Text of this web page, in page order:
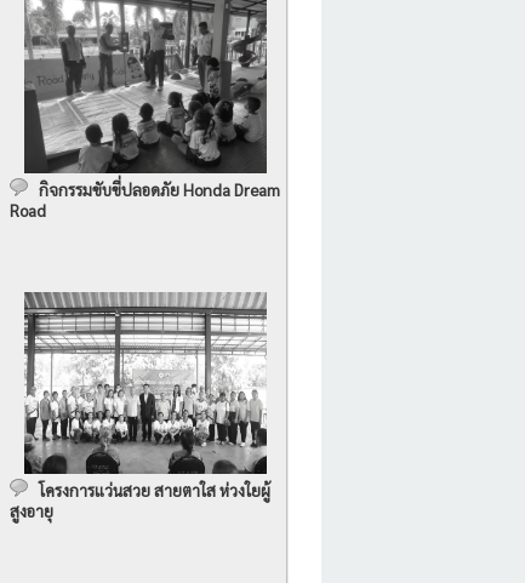
กิจกรรมขับขี่ปลอดภัย Honda Dream
Road
โครงการแว่นสวย สายตาใส ห่วงใยผู้
สูงอายุ